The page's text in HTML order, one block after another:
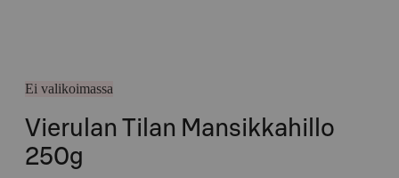
Ei valikoimassa
Vierulan Tilan Mansikkahillo
250g